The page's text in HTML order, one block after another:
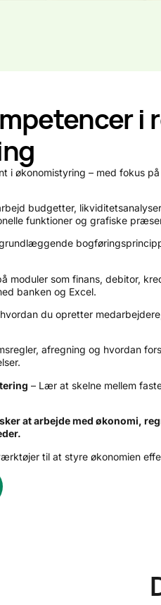
i
i økonomistyring – med fokus
budgetter,
funktioner og grafiske
moduler som finans, debitor,
banken og Excel.
du opretter
afregning og hvordan
– Lær at skelne mellem
at arbejde med økonomi,
til at styre økonomien